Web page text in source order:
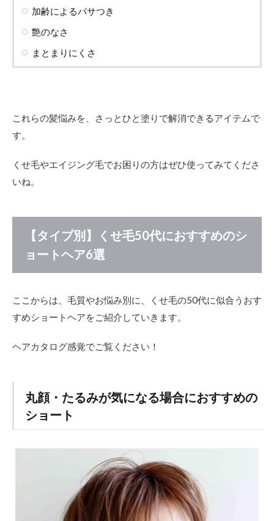
加齢によるパサつき
艶のなさ
まとまりにくさ
これらの髪悩みを、さっとひと塗りで解消できるアイテムで
す。
くせ毛やエイジング毛でお困りの方はぜひ使ってみてくださ
いね。
【タイプ別】くせ毛50代におすすめのシ
ョートヘア6選
ここからは、毛質やお悩み別に、くせ毛の50代に似合うおす
すめショートヘアをご紹介していきます。
ヘアカタログ感覚でご覧ください！
丸顔・たるみが気になる場合におすすめの
ショート